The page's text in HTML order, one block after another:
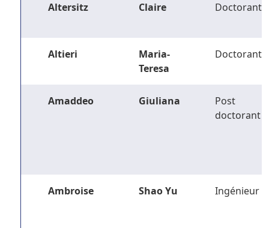
Altersitz Claire Doctorant
Altieri
Maria-
Teresa
Doctorant
Amaddeo Giuliana
Post
doctorant
Ambroise Shao Yu Ingénieur